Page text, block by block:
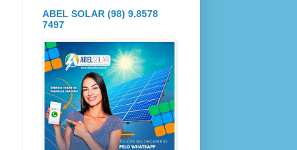
ABEL SOLAR (98) 9.8578
7497